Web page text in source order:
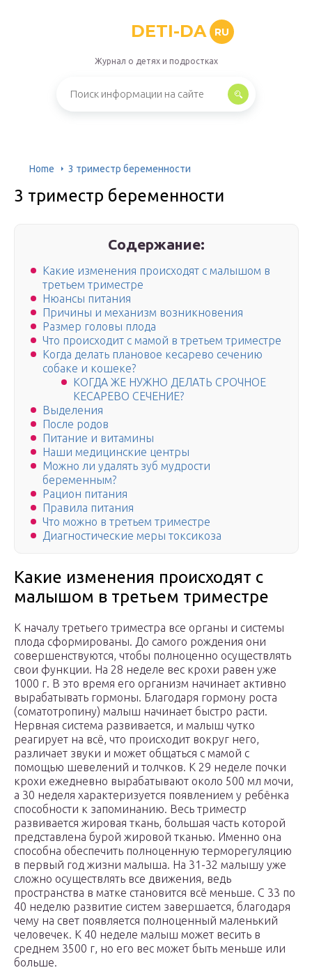
DETI-DA RU
Журнал о детях и подростках
Home 3 триместр беременности
3 триместр беременности
Содержание:
Какие изменения происходят с малышом в
третьем триместре
Нюансы питания
Причины и механизм возникновения
Размер головы плода
Что происходит с мамой в третьем триместре
Когда делать плановое кесарево сечению
собаке и кошеке?
КОГДА ЖЕ НУЖНО ДЕЛАТЬ СРОЧНОЕ
КЕСАРЕВО СЕЧЕНИЕ?
Выделения
После родов
Питание и витамины
Наши медицинские центры
Можно ли удалять зуб мудрости
беременным?
Рацион питания
Правила питания
Что можно в третьем триместре
Диагностические меры токсикоза
Какие изменения происходят с
малышом в третьем триместре
К началу третьего триместра все органы и системы
плода сформированы. До самого рождения они
совершенствуются, чтобы полноценно осуществлять
свои функции. На 28 неделе вес крохи равен уже
1000 г. В это время его организм начинает активно
вырабатывать гормоны. Благодаря гормону роста
(соматотропину) малыш начинает быстро расти.
Нервная система развивается, и малыш чутко
реагирует на всё, что происходит вокруг него,
различает звуки и может общаться с мамой с
помощью шевелений и толчков. К 29 неделе почки
крохи ежедневно вырабатывают около 500 мл мочи,
а 30 неделя характеризуется появлением у ребёнка
способности к запоминанию. Весь триместр
развивается жировая ткань, большая часть которой
представлена бурой жировой тканью. Именно она
способна обеспечить полноценную терморегуляцию
в первый год жизни малыша. На 31-32 малышу уже
сложно осуществлять все движения, ведь
пространства в матке становится всё меньше. С 33 по
40 неделю развитие систем завершается, благодаря
чему на свет появляется полноценный маленький
человечек. К 40 неделе малыш может весить в
среднем 3500 г, но его вес может быть меньше или
больше.